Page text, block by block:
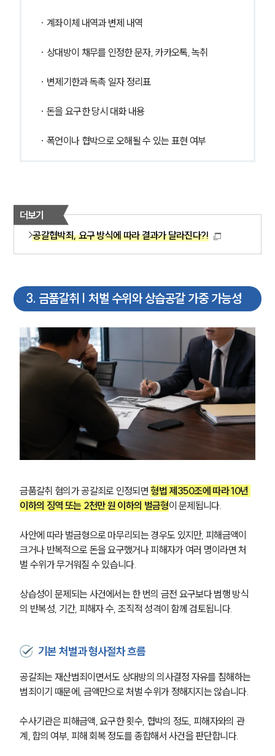
그룹소개
그룹소개
대륜의 강점
글로벌 파트너 로펌
고객의 소리
통합검색
업무사례
형사 주요 업무사례
사례분석/최신동향
형사 법률정보
업무분야
전체
· 계좌이체 내역과 변제 내역
· 상대방이 채무를 인정한 문자, 카카오톡, 녹취
· 변제기한과 독촉 일자 정리표
· 돈을 요구한 당시 대화 내용
· 폭언이나 협박으로 오해될 수 있는 표현 여부
더보기
공갈협박죄, 요구 방식에 따라 결과가 달라진다?!
3. 금품갈취 | 처벌 수위와 상습공갈 가중 가능성
금품갈취 혐의가 공갈죄로 인정되면 형법 제350조에 따라 10년
이하의 징역 또는 2천만 원 이하의 벌금형이 문제됩니다.
사안에 따라 벌금형으로 마무리되는 경우도 있지만, 피해금액이
크거나 반복적으로 돈을 요구했거나 피해자가 여러 명이라면 처
벌 수위가 무거워질 수 있습니다.
상습성이 문제되는 사건에서는 한 번의 금전 요구보다 범행 방식
의 반복성, 기간, 피해자 수, 조직적 성격이 함께 검토됩니다.
기본 처벌과 형사절차 흐름
공갈죄는 재산범죄이면서도 상대방의 의사결정 자유를 침해하는
범죄이기 때문에, 금액만으로 처벌 수위가 정해지지는 않습니다.
수사기관은 피해금액, 요구한 횟수, 협박의 정도, 피해자와의 관
계, 합의 여부, 피해 회복 정도를 종합해서 사건을 판단합니다.